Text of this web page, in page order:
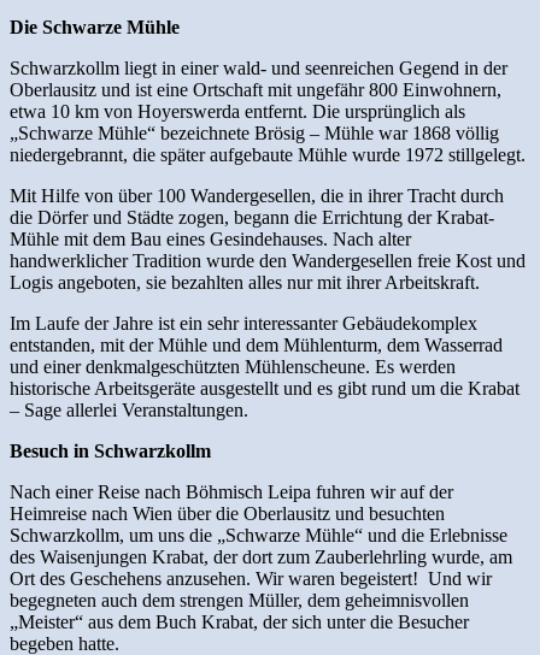
Die Schwarze Mühle
Schwarzkollm liegt in einer wald- und seenreichen Gegend in der
Oberlausitz und ist eine Ortschaft mit ungefähr 800 Einwohnern,
etwa 10 km von Hoyerswerda entfernt. Die ursprünglich als
„Schwarze Mühle“ bezeichnete Brösig – Mühle war 1868 völlig
niedergebrannt, die später aufgebaute Mühle wurde 1972 stillgelegt.
Mit Hilfe von über 100 Wandergesellen, die in ihrer Tracht durch
die Dörfer und Städte zogen, begann die Errichtung der Krabat-
Mühle mit dem Bau eines Gesindehauses. Nach alter
handwerklicher Tradition wurde den Wandergesellen freie Kost und
Logis angeboten, sie bezahlten alles nur mit ihrer Arbeitskraft.
Im Laufe der Jahre ist ein sehr interessanter Gebäudekomplex
entstanden, mit der Mühle und dem Mühlenturm, dem Wasserrad
und einer denkmalgeschützten Mühlenscheune. Es werden
historische Arbeitsgeräte ausgestellt und es gibt rund um die Krabat
– Sage allerlei Veranstaltungen.
Besuch in Schwarzkollm
Nach einer Reise nach Böhmisch Leipa fuhren wir auf der
Heimreise nach Wien über die Oberlausitz und besuchten
Schwarzkollm, um uns die „Schwarze Mühle“ und die Erlebnisse
des Waisenjungen Krabat, der dort zum Zauberlehrling wurde, am
Ort des Geschehens anzusehen. Wir waren begeistert! Und wir
begegneten auch dem strengen Müller, dem geheimnisvollen
„Meister“ aus dem Buch Krabat, der sich unter die Besucher
begeben hatte.